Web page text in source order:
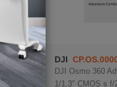
DJI
DJI Osmo 360
1/1.3" CMOS s f/